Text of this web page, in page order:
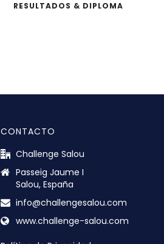
RESULTADOS & DIPLOMA
CONTACTO
Challenge Salou
Passeig Jaume I
Salou, España
info@challengesalou.com
www.challenge-salou.com